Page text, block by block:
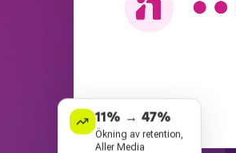
11% → 47%
Ökning av retention,
Aller Media